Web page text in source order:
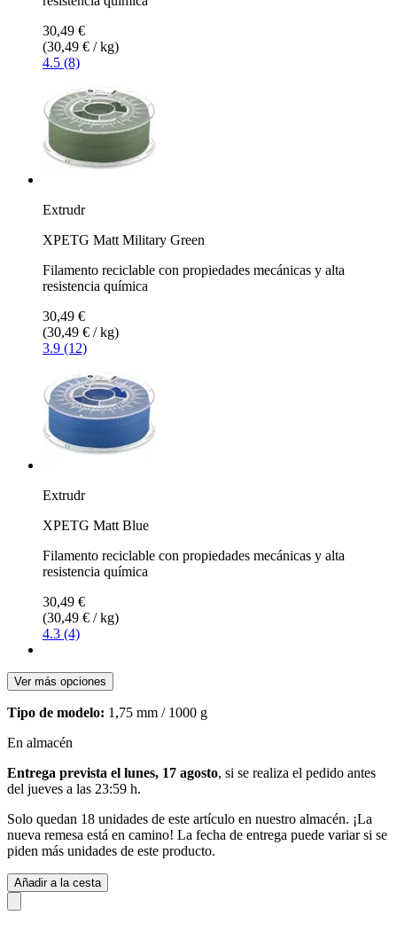
30,49 €
(30,49 € / kg)
4.5 (8)
Extrudr
XPETG Matt Military Green
Filamento reciclable con propiedades mecánicas y alta
resistencia química
30,49 €
(30,49 € / kg)
3.9 (12)
Extrudr
XPETG Matt Blue
Filamento reciclable con propiedades mecánicas y alta
resistencia química
30,49 €
(30,49 € / kg)
4.3 (4)
Ver más opciones
Tipo de modelo: 1,75 mm / 1000 g
En almacén
Entrega prevista el lunes, 17 agosto, si se realiza el pedido antes
del jueves a las 23:59 h.
Solo quedan 18 unidades de este artículo en nuestro almacén. ¡La
nueva remesa está en camino! La fecha de entrega puede variar si se
piden más unidades de este producto.
Añadir a la cesta